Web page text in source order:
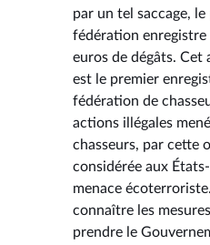
par un tel saccage,
fédération enregistre
euros de dégâts. Cet
est le premier
fédération de
actions illégales
chasseurs, par cette
considérée aux
menace
connaître les
prendre le